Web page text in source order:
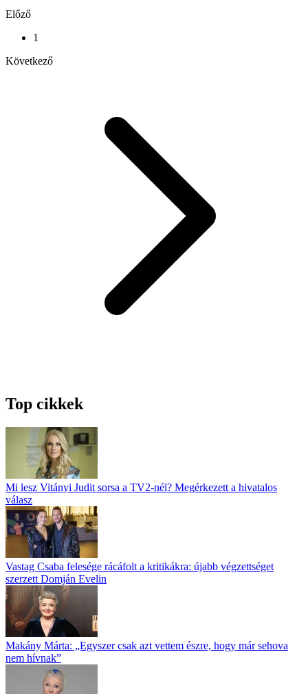
Előző
1
Következő
Top cikkek
Mi lesz Vitányi Judit sorsa a TV2-nél? Megérkezett a hivatalos
válasz
Vastag Csaba felesége rácáfolt a kritikákra: újabb végzettséget
szerzett Domján Evelin
Makány Márta: „Egyszer csak azt vettem észre, hogy már sehova
nem hívnak”